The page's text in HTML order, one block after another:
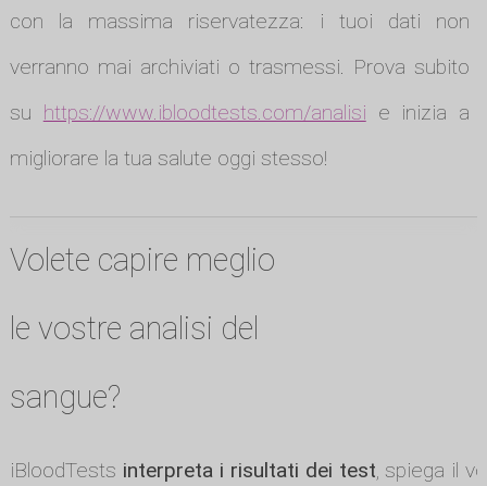
con la massima riservatezza: i tuoi dati non
verranno mai archiviati o trasmessi. Prova subito
su https://www.ibloodtests.com/analisi e inizia a
migliorare la tua salute oggi stesso!
Volete capire meglio
le vostre analisi del
sangue?
iBloodTests interpreta i risultati dei test, spiega il